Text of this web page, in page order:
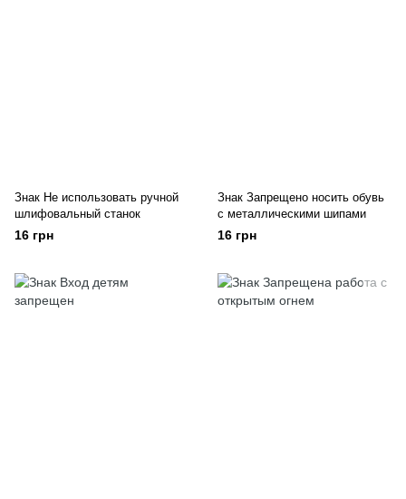
Знак Не использовать ручной
шлифовальный станок
16 грн
Знак Запрещено носить обувь
с металлическими шипами
16 грн